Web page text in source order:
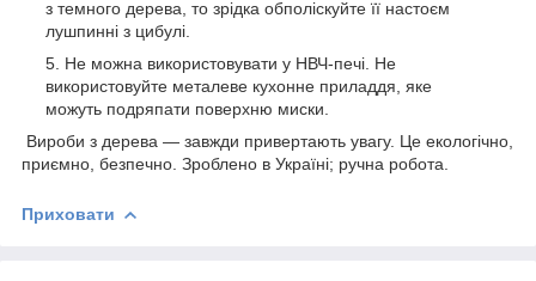
з темного дерева, то зрідка обполіскуйте її настоєм
лушпинні з цибулі.
Не можна використовувати у НВЧ-печі. Не
використовуйте металеве кухонне приладдя, яке
можуть подряпати поверхню миски.
Вироби з дерева — завжди привертають увагу. Це екологічно,
приємно, безпечно. Зроблено в Україні; ручна робота.
Приховати